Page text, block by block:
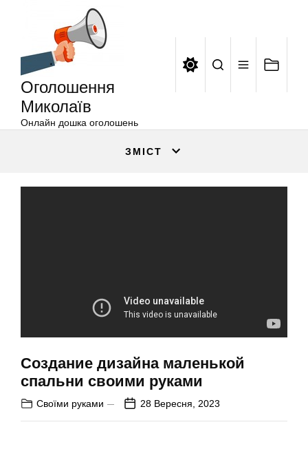
Оголошення
Миколаїв
Онлайн дошка оголошень
ЗМІСТ
Создание дизайна маленькой
спальни своими руками
Своїми руками 28 Вересня, 2023